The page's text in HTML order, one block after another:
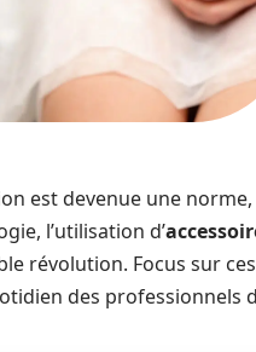
est devenue une
l’utilisation d’
révolution. Focus sur
des professionnels